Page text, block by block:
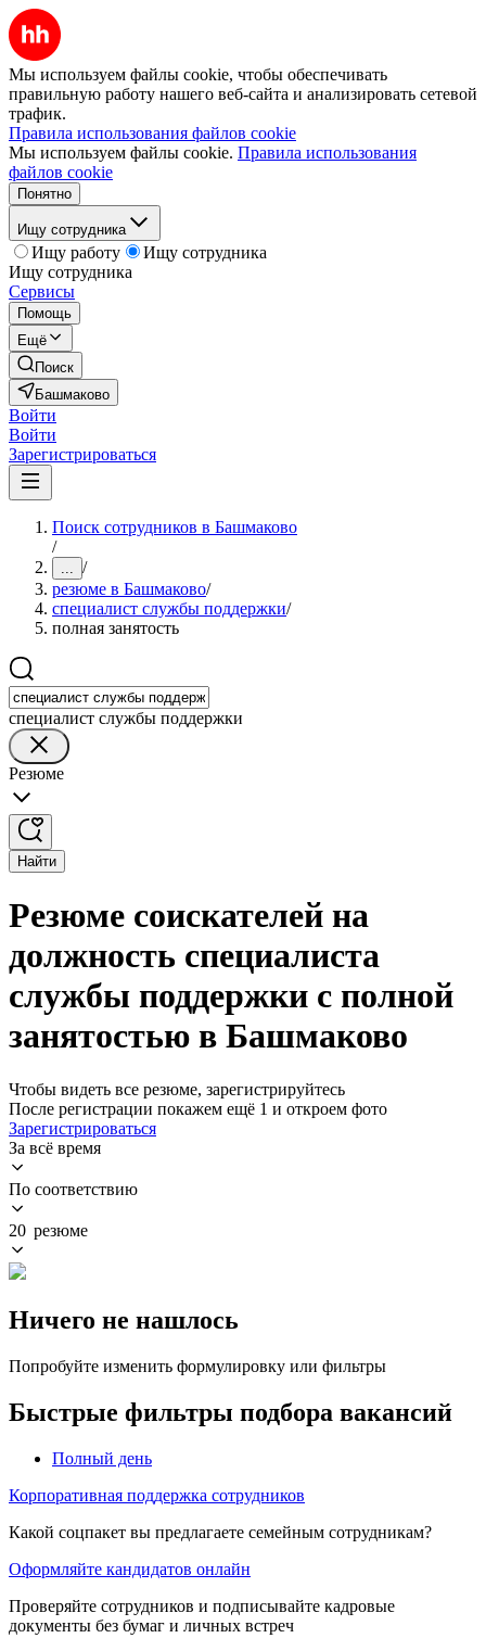
Мы используем файлы cookie, чтобы обеспечивать
правильную работу нашего веб-сайта и анализировать сетевой
трафик.
Правила использования файлов cookie
Мы используем файлы cookie. Правила использования
файлов cookie
Понятно
Ищу сотрудника
Ищу работу
Ищу сотрудника
Ищу сотрудника
Сервисы
Помощь
Ещё
Поиск
Башмаково
Войти
Войти
Зарегистрироваться
Поиск сотрудников в Башмаково
/
... /
резюме в Башмаково/
специалист службы поддержки/
полная занятость
специалист службы поддержки
Резюме
Найти
Резюме соискателей на
должность специалиста
службы поддержки с полной
занятостью в Башмаково
Чтобы видеть все резюме, зарегистрируйтесь
После регистрации покажем ещё 1 и откроем фото
Зарегистрироваться
За всё время
По соответствию
20 резюме
Ничего не нашлось
Попробуйте изменить формулировку или фильтры
Быстрые фильтры подбора вакансий
Полный день
Корпоративная поддержка сотрудников
Какой соцпакет вы предлагаете семейным сотрудникам?
Оформляйте кандидатов онлайн
Проверяйте сотрудников и подписывайте кадровые
документы без бумаг и личных встреч